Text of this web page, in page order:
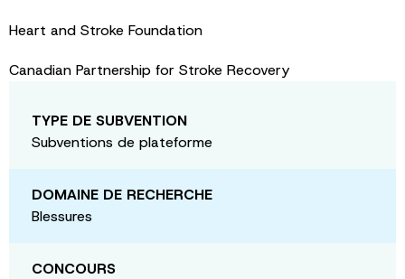
Heart and Stroke Foundation
Canadian Partnership for Stroke Recovery
TYPE DE SUBVENTION
Subventions de plateforme
DOMAINE DE RECHERCHE
Blessures
CONCOURS